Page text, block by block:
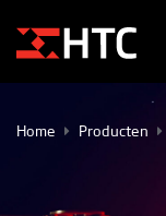
Home Producten